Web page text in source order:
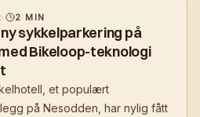
· 2 MIN
sykkelparkering på
Bikeloop-teknologi
et populært
på Nesodden, har nylig fått